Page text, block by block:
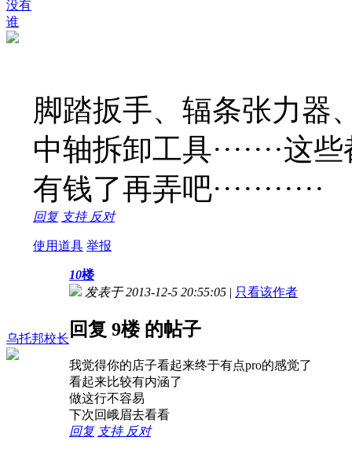
没有
谁
脚踏扳手、辐条张力器
中轴拆卸工具·······这
有钱了再弄吧···········
回复 支持 反对
使用道具 举报
乌托邦校长
10楼
发表于 2013-12-5 20:55:05 | 只看该作者
回复 9楼 的帖子
我觉得你的店子看起来终于有点pro的感觉了
看起来比较有内涵了
做这行不容易
下次回峨眉去看看
回复 支持 反对